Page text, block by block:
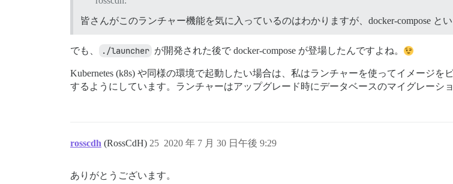
皆さんがこのランチャー機能を気に入っているのはわかりますが、docker-compose と
でも、 ./launcher が開発された後で docker-compose が登場したんですよね。
Kubernetes (k8s) や同様の環境で起動したい場合は、私はランチャーを使ってイメージ
するようにしています。ランチャーはアップグレード時にデータベースのマイグレーシ
rosscdh (RossCdH) 2020 年 7 月 30 日午後 9:29
25
ありがとうございます。